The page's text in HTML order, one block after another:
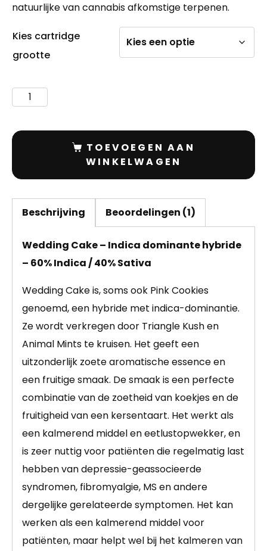
natuurlijke van cannabis afkomstige terpenen.
Kies cartridge
grootte
TOEVOEGEN AAN
WINKELWAGEN
Beschrijving Beoordelingen (1)
Wedding Cake – Indica dominante hybride
– 60% Indica / 40% Sativa
Wedding Cake is, soms ook Pink Cookies
genoemd, een hybride met indica-dominantie.
Ze wordt verkregen door Triangle Kush en
Animal Mints te kruisen. Het geeft een
uitzonderlijk zoete aromatische essence en
een fruitige smaak. De smaak is een perfecte
combinatie van de zoetheid van koekjes en de
fruitigheid van een kersentaart. Het werkt als
een kalmerend middel en eetlustopwekker, en
is zeer nuttig voor patiënten die regelmatig last
hebben van depressie-geassocieerde
syndromen, fibromyalgie, MS en andere
dergelijke gerelateerde symptomen. Het kan
werken als een kalmerend middel voor
patiënten, maar helpt wel bij het kalmeren van